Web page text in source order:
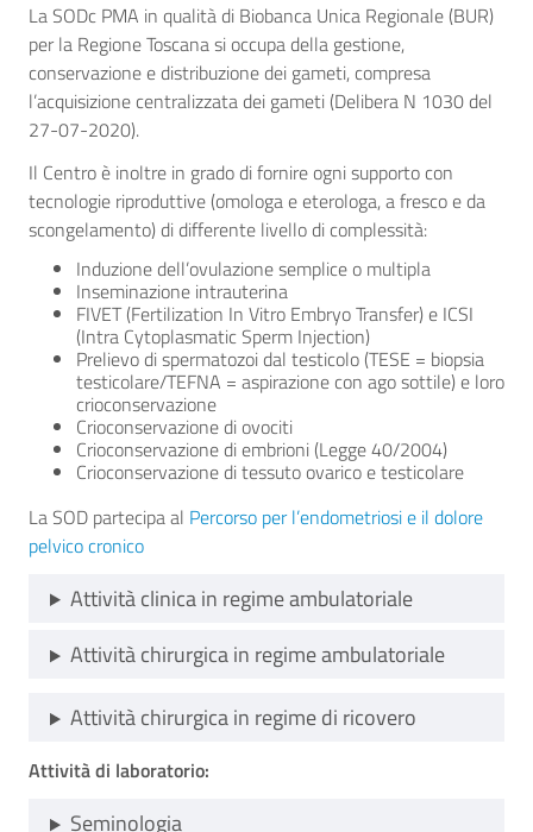
La SODc PMA in qualità di Biobanca Unica Regionale (BUR)
per la Regione Toscana si occupa della gestione,
conservazione e distribuzione dei gameti, compresa
l’acquisizione centralizzata dei gameti (Delibera N 1030 del
27-07-2020).
Il Centro è inoltre in grado di fornire ogni supporto con
tecnologie riproduttive (omologa e eterologa, a fresco e da
scongelamento) di differente livello di complessità:
Induzione dell’ovulazione semplice o multipla
Inseminazione intrauterina
FIVET (Fertilization In Vitro Embryo Transfer) e ICSI
(Intra Cytoplasmatic Sperm Injection)
Prelievo di spermatozoi dal testicolo (TESE = biopsia
testicolare/TEFNA = aspirazione con ago sottile) e loro
crioconservazione
Crioconservazione di ovociti
Crioconservazione di embrioni (Legge 40/2004)
Crioconservazione di tessuto ovarico e testicolare
La SOD partecipa al Percorso per l’endometriosi e il dolore
pelvico cronico
Attività clinica in regime ambulatoriale
Attività chirurgica in regime ambulatoriale
Attività chirurgica in regime di ricovero
Attività di laboratorio:
Seminologia